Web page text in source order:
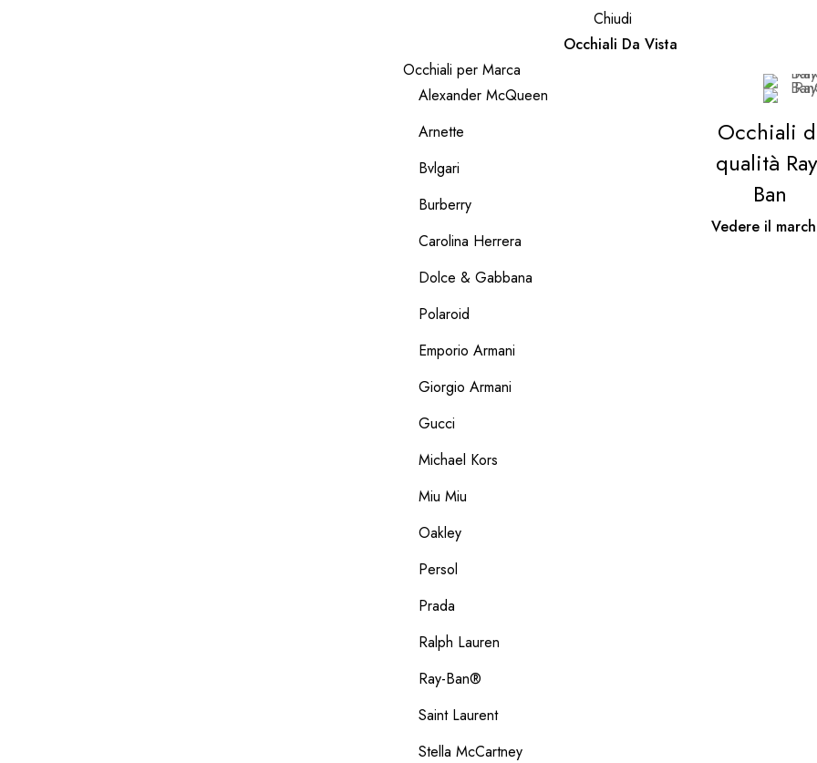
Chiudi
Occhiali Da Vista
Occhiali per Marca
Alexander McQueen
Arnette
Bvlgari
Burberry
Carolina Herrera
Dolce & Gabbana
Polaroid
Emporio Armani
Giorgio Armani
Gucci
Michael Kors
Miu Miu
Oakley
Persol
Prada
Ralph Lauren
Ray-Ban®
Saint Laurent
Stella McCartney
Occhiali
qualità
Ban
Vedere il